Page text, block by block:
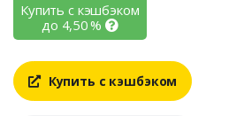
Купить с кэшбэком
до 4,50%
Купить с кэшбэком